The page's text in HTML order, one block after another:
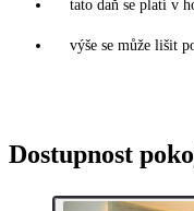
tato daň se platí v
výše se může lišit
Dostupnost